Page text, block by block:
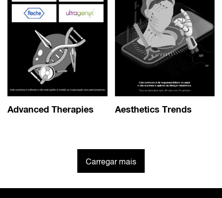
Advanced Therapies Aesthetics Trends
Carregar mais